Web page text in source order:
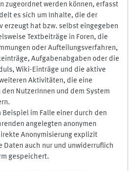
zugeordnet werden können, erfasst
es sich um Inhalte, die der
erzeugt hat bzw. selbst eingegeben
Textbeiträge in Foren, die
oder Aufteilungsverfahren,
Aufgabenabgaben oder die
Wiki-Einträge und die aktive
Aktivitäten, die eine
NutzerInnen und dem System
Beispiel im Falle einer durch den
angelegten anonymen
Anonymisierung explizit
Daten auch nur und unwiderruflich
gespeichert.